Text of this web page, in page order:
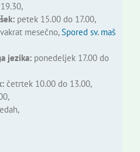
petek 15.00 do 17.00,
mesečno,Spored sv. maš
jezika:ponedeljek 17.00 do
četrtek 10.00 do 13.00,